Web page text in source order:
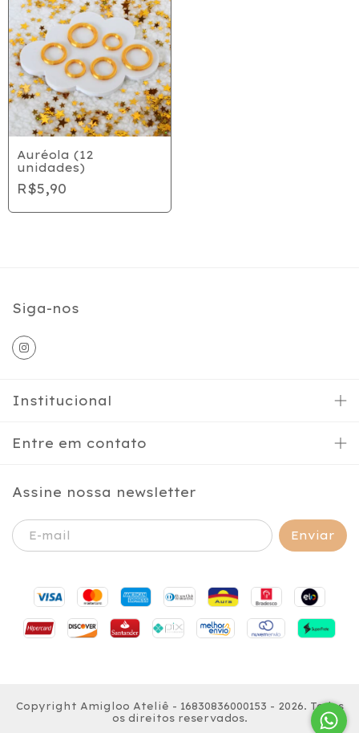
Auréola (12
unidades)
R$5,90
Siga-nos
Institucional
Entre em contato
Assine nossa newsletter
Copyright Amigloo Ateliê - 16830836000153 - 2026. Todos
os direitos reservados.